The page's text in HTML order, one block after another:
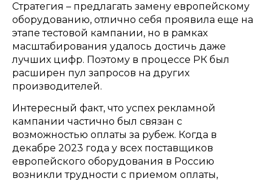
Стратегия – предлагать замену европейскому
оборудованию, отлично себя проявила еще на
этапе тестовой кампании, но в рамках
масштабирования удалось достичь даже
лучших цифр. Поэтому в процессе РК был
расширен пул запросов на других
производителей.
Интересный факт, что успех рекламной
кампании частично был связан с
возможностью оплаты за рубеж. Когда в
декабре 2023 года у всех поставщиков
европейского оборудования в Россию
возникли трудности с приемом оплаты,